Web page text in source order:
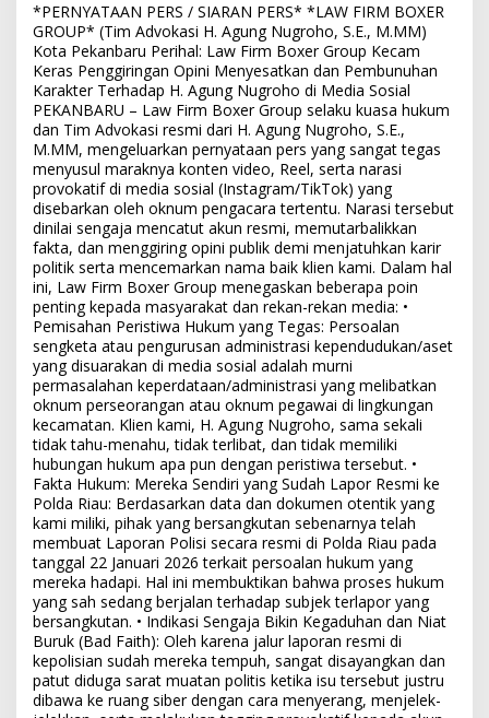
*PERNYATAAN PERS / SIARAN PERS* *LAW FIRM BOXER
GROUP* (Tim Advokasi H. Agung Nugroho, S.E., M.MM)
Kota Pekanbaru Perihal: Law Firm Boxer Group Kecam
Keras Penggiringan Opini Menyesatkan dan Pembunuhan
Karakter Terhadap H. Agung Nugroho di Media Sosial
PEKANBARU – Law Firm Boxer Group selaku kuasa hukum
dan Tim Advokasi resmi dari H. Agung Nugroho, S.E.,
M.MM, mengeluarkan pernyataan pers yang sangat tegas
menyusul maraknya konten video, Reel, serta narasi
provokatif di media sosial (Instagram/TikTok) yang
disebarkan oleh oknum pengacara tertentu. Narasi tersebut
dinilai sengaja mencatut akun resmi, memutarbalikkan
fakta, dan menggiring opini publik demi menjatuhkan karir
politik serta mencemarkan nama baik klien kami. Dalam hal
ini, Law Firm Boxer Group menegaskan beberapa poin
penting kepada masyarakat dan rekan-rekan media: •
Pemisahan Peristiwa Hukum yang Tegas: Persoalan
sengketa atau pengurusan administrasi kependudukan/aset
yang disuarakan di media sosial adalah murni
permasalahan keperdataan/administrasi yang melibatkan
oknum perseorangan atau oknum pegawai di lingkungan
kecamatan. Klien kami, H. Agung Nugroho, sama sekali
tidak tahu-menahu, tidak terlibat, dan tidak memiliki
hubungan hukum apa pun dengan peristiwa tersebut. •
Fakta Hukum: Mereka Sendiri yang Sudah Lapor Resmi ke
Polda Riau: Berdasarkan data dan dokumen otentik yang
kami miliki, pihak yang bersangkutan sebenarnya telah
membuat Laporan Polisi secara resmi di Polda Riau pada
tanggal 22 Januari 2026 terkait persoalan hukum yang
mereka hadapi. Hal ini membuktikan bahwa proses hukum
yang sah sedang berjalan terhadap subjek terlapor yang
bersangkutan. • Indikasi Sengaja Bikin Kegaduhan dan Niat
Buruk (Bad Faith): Oleh karena jalur laporan resmi di
kepolisian sudah mereka tempuh, sangat disayangkan dan
patut diduga sarat muatan politis ketika isu tersebut justru
dibawa ke ruang siber dengan cara menyerang, menjelek-